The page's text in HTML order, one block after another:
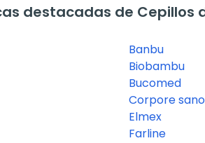
destacadas de Cepillos
Banbu
Biobambu
Bucomed
Corpore sano
Elmex
Farline